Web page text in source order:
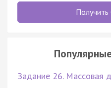
Получить
Задание 26. Массовая